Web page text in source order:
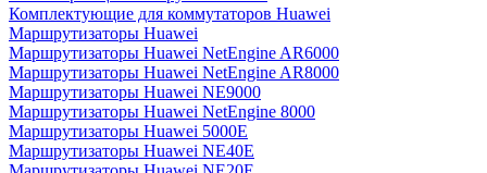
Комплектующие для коммутаторов Huawei
Маршрутизаторы Huawei
Маршрутизаторы Huawei NetEngine AR6000
Маршрутизаторы Huawei NetEngine AR8000
Маршрутизаторы Huawei NE9000
Маршрутизаторы Huawei NetEngine 8000
Маршрутизаторы Huawei 5000E
Маршрутизаторы Huawei NE40E